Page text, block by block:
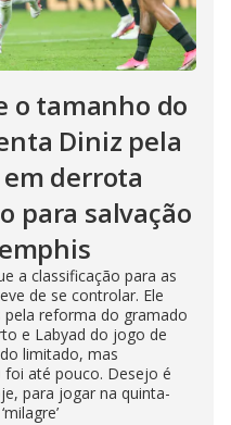
o tamanho do
Diniz pela
derrota
para salvação
a classificação para as
de se controlar. Ele
reforma do gramado
e Labyad do jogo de
limitado, mas
até pouco. Desejo é
para jogar na quinta-